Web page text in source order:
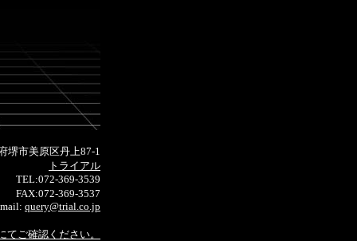
堺市美原区丹上87-1
トライアル
TEL:072-369-3539
FAX:072-369-3537
query@trial.co.jp
ご確認ください。